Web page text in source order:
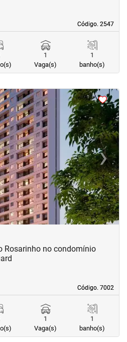
Código. 2547
Código. 2547
1
Vaga(s)
1
banho(s)
›Next
Código. 7002
Código. 7002
Rosarinho no condomínio
1
Vaga(s)
1
banho(s)